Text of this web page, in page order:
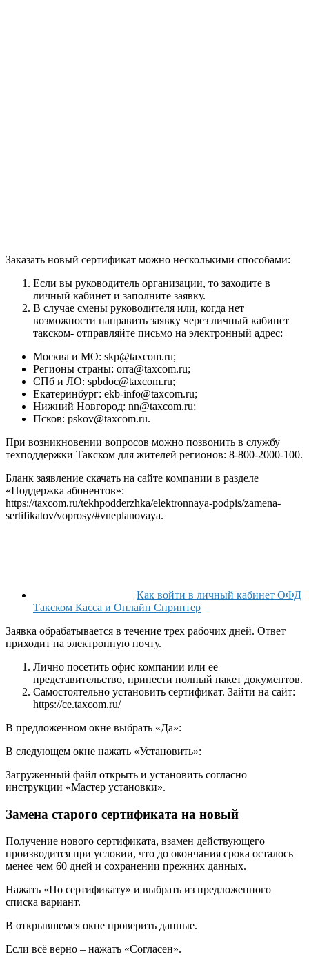
Заказать новый сертификат можно несколькими способами:
Если вы руководитель организации, то заходите в
личный кабинет и заполните заявку.
В случае смены руководителя или, когда нет
возможности направить заявку через личный кабинет
такском- отправляйте письмо на электронный адрес:
Москва и МО: skp@taxcom.ru;
Регионы страны: orra@taxcom.ru;
СПб и ЛО: spbdoc@taxcom.ru;
Екатеринбург: ekb-info@taxcom.ru;
Нижний Новгород: nn@taxcom.ru;
Псков: pskov@taxcom.ru.
При возникновении вопросов можно позвонить в службу
техподдержки Такском для жителей регионов: 8-800-2000-100.
Бланк заявление скачать на сайте компании в разделе
«Поддержка абонентов»:
https://taxcom.ru/tekhpodderzhka/elektronnaya-podpis/zamena-
sertifikatov/voprosy/#vneplanovaya.
Как войти в личный кабинет ОФД
Такском Касса и Онлайн Спринтер
Заявка обрабатывается в течение трех рабочих дней. Ответ
приходит на электронную почту.
Лично посетить офис компании или ее
представительство, принести полный пакет документов.
Самостоятельно установить сертификат. Зайти на сайт:
https://ce.taxcom.ru/
В предложенном окне выбрать «Да»:
В следующем окне нажать «Установить»:
Загруженный файл открыть и установить согласно
инструкции «Мастер установки».
Замена старого сертификата на новый
Получение нового сертификата, взамен действующего
производится при условии, что до окончания срока осталось
менее чем 60 дней и сохранении прежних данных.
Нажать «По сертификату» и выбрать из предложенного
списка вариант.
В открывшемся окне проверить данные.
Если всё верно – нажать «Согласен».